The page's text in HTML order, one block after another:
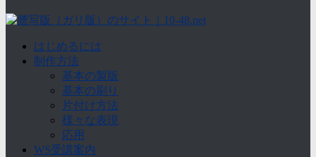
はじめるには
制作方法
基本の製版
基本の刷り
片付け方法
様々な表現
応用
WS受講案内